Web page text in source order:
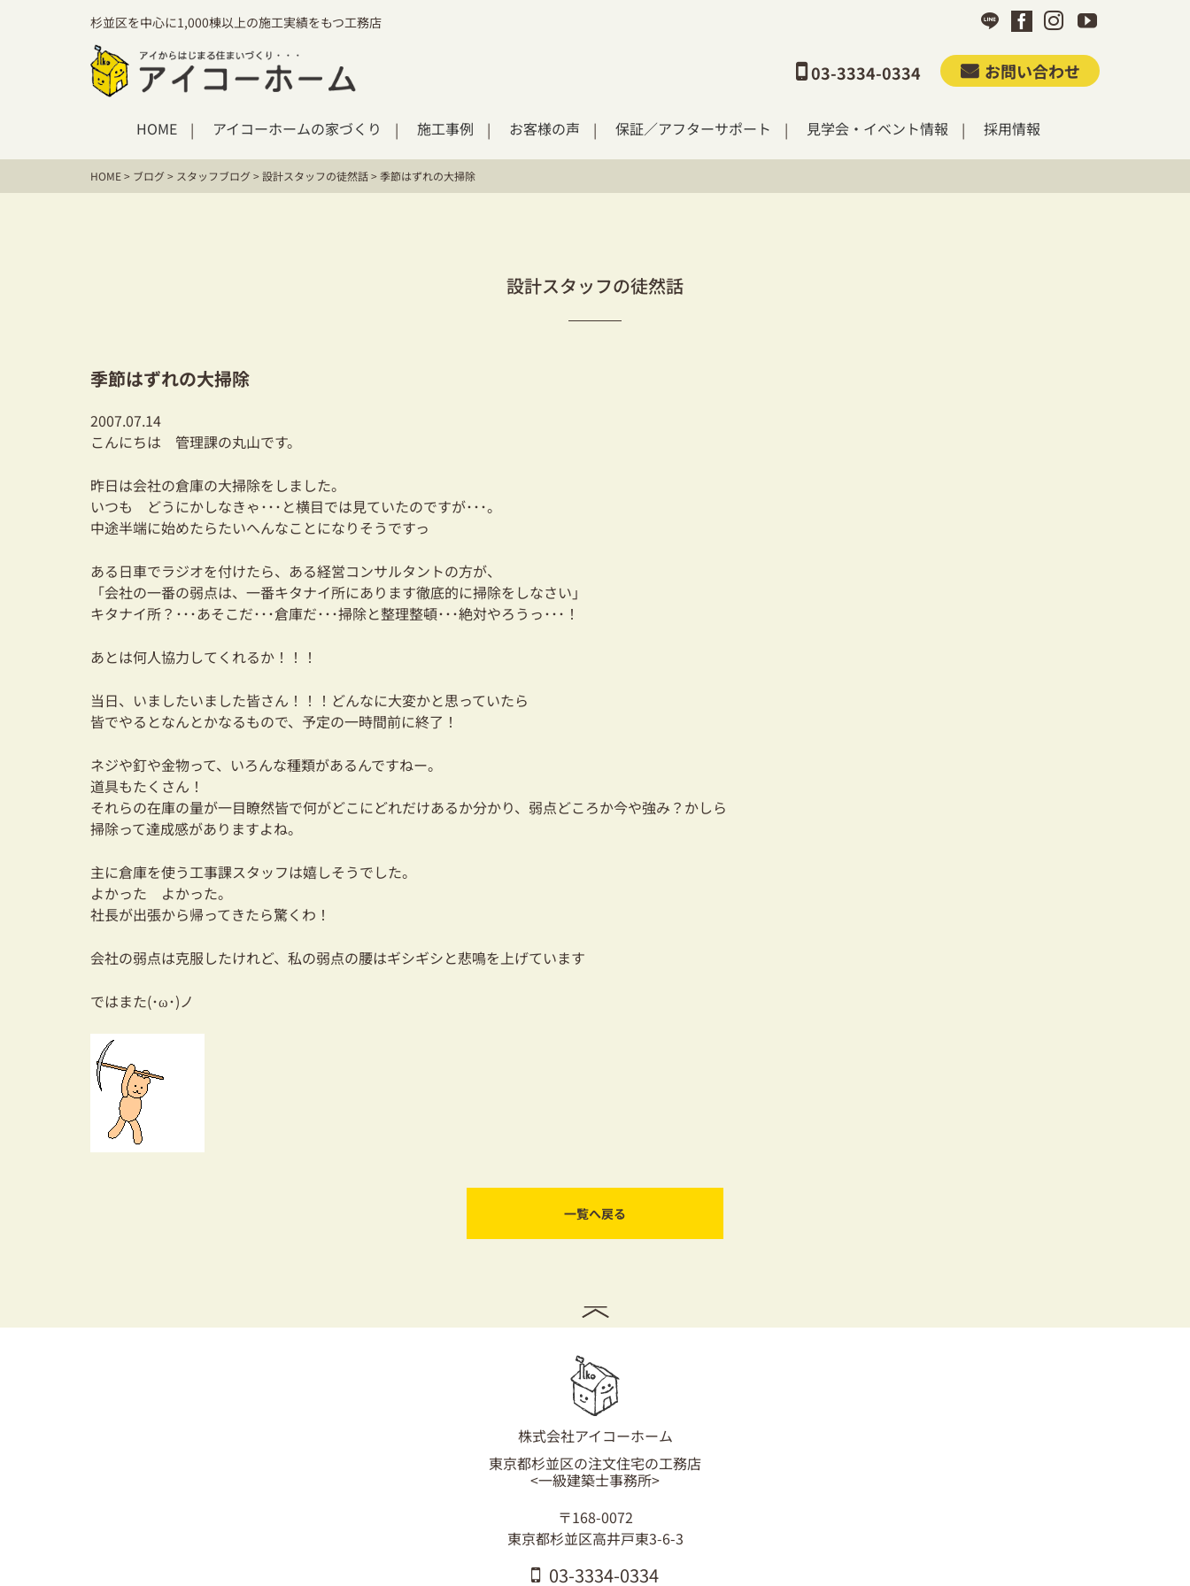
杉並区を中心に1,000棟以上の施工実績をもつ工務店
03-3334-0334 お問い合わせ
HOME アイコーホームの家づくり 施工事例 お客様の声 保証／アフターサポート 見学会・イベント情報 採用情報
HOME> ブログ> スタッフブログ>設計スタッフの徒然話>季節はずれの大掃除
設計スタッフの徒然話
季節はずれの大掃除
2007.07.14
こんにちは 管理課の丸山です。
昨日は会社の倉庫の大掃除をしました。
いつも どうにかしなきゃ･･･と横目では見ていたのですが･･･。
中途半端に始めたらたいへんなことになりそうですっ
ある日車でラジオを付けたら、ある経営コンサルタントの方が、
「会社の一番の弱点は、一番キタナイ所にあります徹底的に掃除をしなさい」
キタナイ所？･･･あそこだ･･･倉庫だ･･･掃除と整理整頓･･･絶対やろうっ･･･！
あとは何人協力してくれるか！！！
当日、いましたいました皆さん！！！どんなに大変かと思っていたら
皆でやるとなんとかなるもので、予定の一時間前に終了！
ネジや釘や金物って、いろんな種類があるんですねー。
道具もたくさん！
それらの在庫の量が一目瞭然皆で何がどこにどれだけあるか分かり、弱点どころか今や強み？かしら
掃除って達成感がありますよね。
主に倉庫を使う工事課スタッフは嬉しそうでした。
よかった よかった。
社長が出張から帰ってきたら驚くわ！
会社の弱点は克服したけれど、私の弱点の腰はギシギシと悲鳴を上げています
ではまた(･ω･)ノ
一覧へ戻る
株式会社アイコーホーム
東京都杉並区の注文住宅の工務店
<一級建築士事務所>
〒168-0072
東京都杉並区高井戸東3-6-3
03-3334-0334